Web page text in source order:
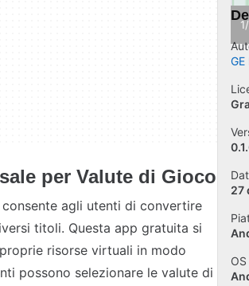
per Valute di Gioco
agli utenti di convertire
titoli. Questa app gratuita si
risorse virtuali in modo
possono selezionare le valute di
GE
27
OS